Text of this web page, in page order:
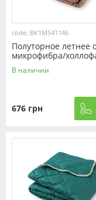
code: BK1MS41146
Полуторное летнее
микрофибра/
двустороннее №41146
В наличии
676 грн